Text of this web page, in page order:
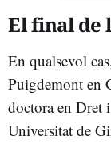
El final de
En qualsevol
Puigdemont en
doctora en Dret
Universitat de